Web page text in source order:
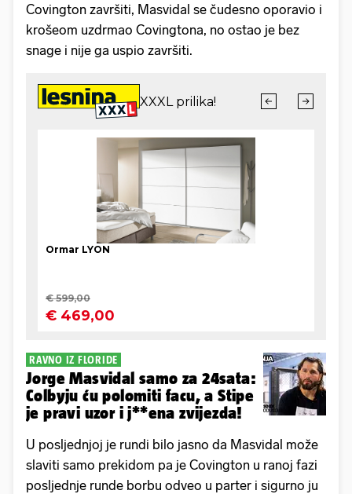
Covington završiti, Masvidal se čudesno oporavio i
krošeom uzdrmao Covingtona, no ostao je bez
snage i nije ga uspio završiti.
RAVNO IZ FLORIDE
Jorge Masvidal samo za 24sata:
Colbyju ću polomiti facu, a Stipe
je pravi uzor i j**ena zvijezda!
U posljednjoj je rundi bilo jasno da Masvidal može
slaviti samo prekidom pa je Covington u ranoj fazi
posljednje runde borbu odveo u parter i sigurno ju